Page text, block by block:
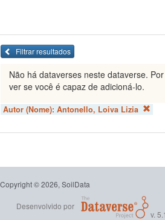
Filtrar resultados
Não há dataverses neste dataverse.
ver se você é capaz de adicioná-lo.
Autor (Nome): Antonello, Loiva Lizia
Copyright © 2026, SoilData
Desenvolvido por
v.